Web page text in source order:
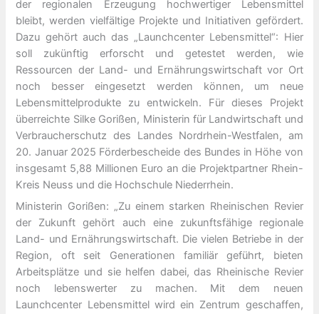
der regionalen Erzeugung hochwertiger Lebensmittel
bleibt, werden vielfältige Projekte und Initiativen gefördert.
Dazu gehört auch das „Launchcenter Lebensmittel“: Hier
soll zukünftig erforscht und getestet werden, wie
Ressourcen der Land- und Ernährungswirtschaft vor Ort
noch besser eingesetzt werden können, um neue
Lebensmittelprodukte zu entwickeln. Für dieses Projekt
überreichte Silke Gorißen, Ministerin für Landwirtschaft und
Verbraucherschutz des Landes Nordrhein-Westfalen, am
20. Januar 2025 Förderbescheide des Bundes in Höhe von
insgesamt 5,88 Millionen Euro an die Projektpartner Rhein-
Kreis Neuss und die Hochschule Niederrhein.
Ministerin Gorißen: „Zu einem starken Rheinischen Revier
der Zukunft gehört auch eine zukunftsfähige regionale
Land- und Ernährungswirtschaft. Die vielen Betriebe in der
Region, oft seit Generationen familiär geführt, bieten
Arbeitsplätze und sie helfen dabei, das Rheinische Revier
noch lebenswerter zu machen. Mit dem neuen
Launchcenter Lebensmittel wird ein Zentrum geschaffen,